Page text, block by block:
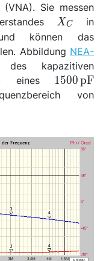
Sie messen
X_C
X C
in
können das
Abbildung NEA-
kapazitiven
eines 1500pF
von